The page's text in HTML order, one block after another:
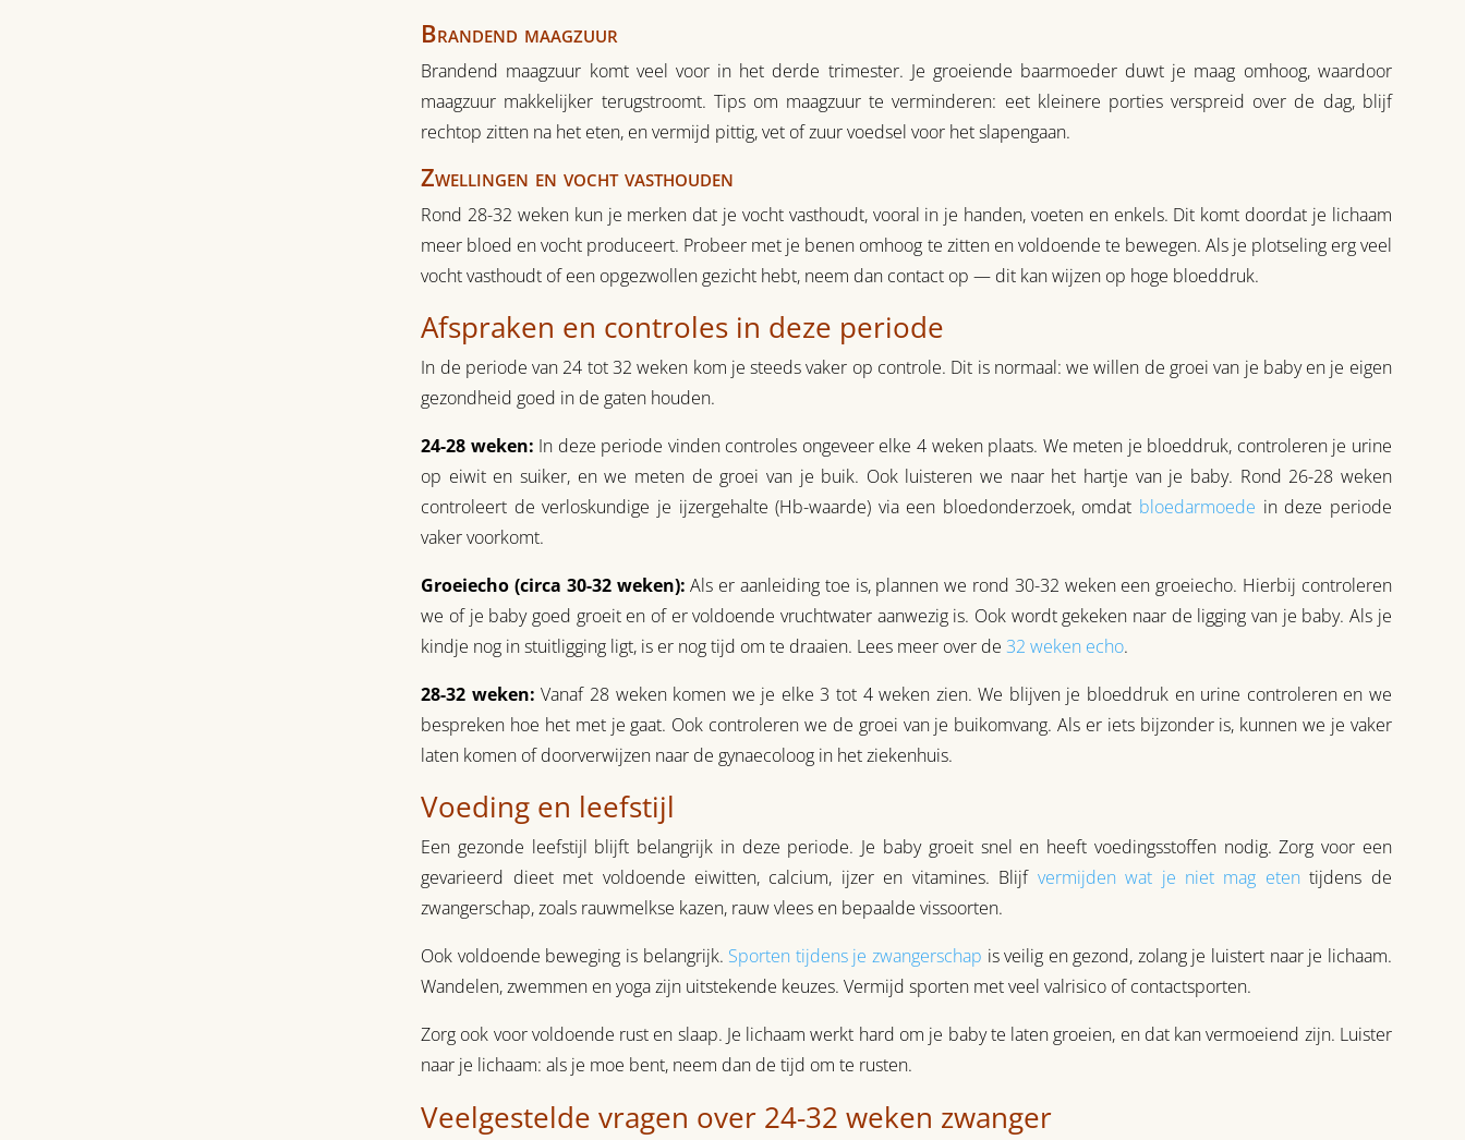
Brandend maagzuur
Brandend maagzuur komt veel voor in het derde trimester. Je groeiende baarmoeder duwt je maag omhoog, waardoor
maagzuur makkelijker terugstroomt. Tips om maagzuur te verminderen: eet kleinere porties verspreid over de dag, blijf
rechtop zitten na het eten, en vermijd pittig, vet of zuur voedsel voor het slapengaan.
Zwellingen en vocht vasthouden
Rond 28-32 weken kun je merken dat je vocht vasthoudt, vooral in je handen, voeten en enkels. Dit komt doordat je lichaam
meer bloed en vocht produceert. Probeer met je benen omhoog te zitten en voldoende te bewegen. Als je plotseling erg veel
vocht vasthoudt of een opgezwollen gezicht hebt, neem dan contact op — dit kan wijzen op hoge bloeddruk.
Afspraken en controles in deze periode
In de periode van 24 tot 32 weken kom je steeds vaker op controle. Dit is normaal: we willen de groei van je baby en je eigen
gezondheid goed in de gaten houden.
24-28 weken: In deze periode vinden controles ongeveer elke 4 weken plaats. We meten je bloeddruk, controleren je urine
op eiwit en suiker, en we meten de groei van je buik. Ook luisteren we naar het hartje van je baby. Rond 26-28 weken
controleert de verloskundige je ijzergehalte (Hb-waarde) via een bloedonderzoek, omdat bloedarmoede in deze periode
vaker voorkomt.
Groeiecho (circa 30-32 weken): Als er aanleiding toe is, plannen we rond 30-32 weken een groeiecho. Hierbij controleren
we of je baby goed groeit en of er voldoende vruchtwater aanwezig is. Ook wordt gekeken naar de ligging van je baby. Als je
kindje nog in stuitligging ligt, is er nog tijd om te draaien. Lees meer over de 32 weken echo.
28-32 weken: Vanaf 28 weken komen we je elke 3 tot 4 weken zien. We blijven je bloeddruk en urine controleren en we
bespreken hoe het met je gaat. Ook controleren we de groei van je buikomvang. Als er iets bijzonder is, kunnen we je vaker
laten komen of doorverwijzen naar de gynaecoloog in het ziekenhuis.
Voeding en leefstijl
Een gezonde leefstijl blijft belangrijk in deze periode. Je baby groeit snel en heeft voedingsstoffen nodig. Zorg voor een
gevarieerd dieet met voldoende eiwitten, calcium, ijzer en vitamines. Blijf vermijden wat je niet mag eten tijdens de
zwangerschap, zoals rauwmelkse kazen, rauw vlees en bepaalde vissoorten.
Ook voldoende beweging is belangrijk. Sporten tijdens je zwangerschap is veilig en gezond, zolang je luistert naar je lichaam.
Wandelen, zwemmen en yoga zijn uitstekende keuzes. Vermijd sporten met veel valrisico of contactsporten.
Zorg ook voor voldoende rust en slaap. Je lichaam werkt hard om je baby te laten groeien, en dat kan vermoeiend zijn. Luister
naar je lichaam: als je moe bent, neem dan de tijd om te rusten.
Veelgestelde vragen over 24-32 weken zwanger